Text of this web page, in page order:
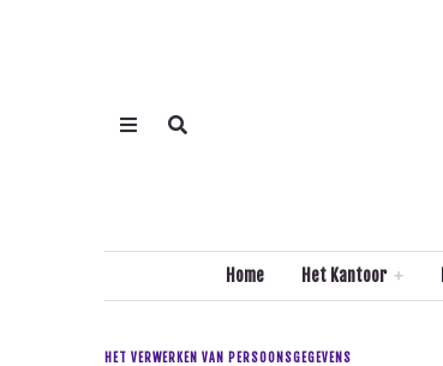
Home Het Kantoor
HET VERWERKEN VAN PERSOONSGEGEVENS